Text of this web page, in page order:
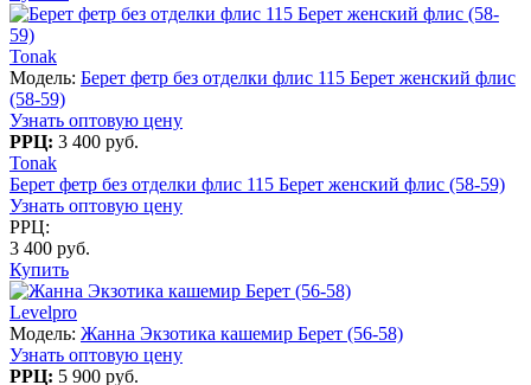
Tonak
Модель: Берет фетр без отделки флис 115 Берет женский флис
(58-59)
Узнать оптовую цену
РРЦ: 3 400 руб.
Tonak
Берет фетр без отделки флис 115 Берет женский флис (58-59)
Узнать оптовую цену
РРЦ:
3 400 руб.
Купить
Levelpro
Модель: Жанна Экзотика кашемир Берет (56-58)
Узнать оптовую цену
РРЦ: 5 900 руб.